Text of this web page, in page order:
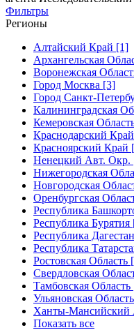
Фильтры
Регионы
Алтайский Край [1]
Архангельская
Воронежская
Город Москва [3]
Город Санкт-
Калининградская
Кемеровская
Краснодарский
Красноярский Край
Ненецкий Авт. Окр.
Нижегородская
Новгородская
Оренбургская
Республика
Республика Бурятия
Республика
Республика
Ростовская Область
Свердловская
Тамбовская Область
Ульяновская
Ханты-
Показать все